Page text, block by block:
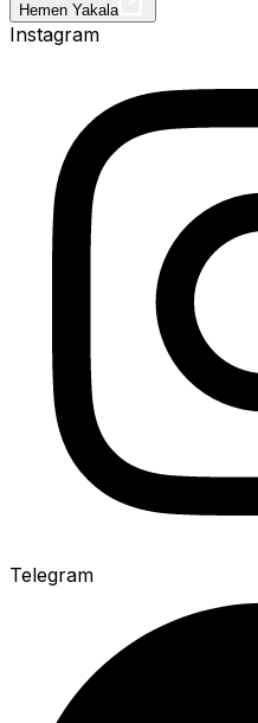
Hemen Yakala
Instagram
Telegram